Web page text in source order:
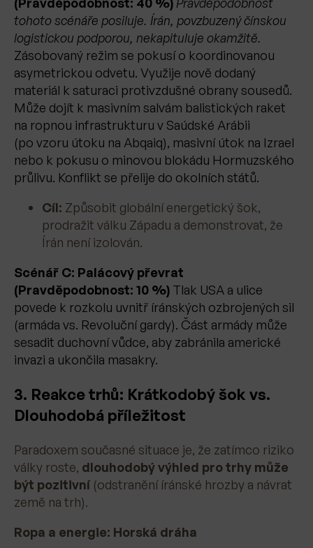
(Pravděpodobnost: 40 %) Pravděpodobnost
tohoto scénáře posiluje. Írán, povzbuzený čínskou
logistickou podporou, nekapituluje okamžitě.
Zásobovaný režim se pokusí o koordinovanou
asymetrickou odvetu. Využije nově dodaný
materiál k saturaci protivzdušné obrany sousedů.
Může dojít k masivním salvám balistických raket
na ropnou infrastrukturu v Saúdské Arábii
(po vzoru útoku na Abqaiq), masivní útok na Izrael
nebo k pokusu o minovou blokádu Hormuzského
průlivu. Konflikt se přelije do okolních států.
Cíl: Způsobit globální energetický šok,
prodražit válku Západu a demonstrovat, že
Írán není izolován.
Scénář C: Palácový převrat
(Pravděpodobnost: 10 %) Tlak USA a ulice
povede k rozkolu uvnitř íránských ozbrojených sil
(armáda vs. Revoluční gardy). Část armády může
sesadit duchovní vůdce, aby zabránila americké
invazi a ukončila masakry.
3. Reakce trhů: Krátkodobý šok vs.
Dlouhodobá příležitost
Paradoxem současné situace je, že zatímco riziko
války roste, dlouhodobý výhled pro trhy může
být pozitivní (odstranění íránské hrozby a návrat
země na trh).
Ropa a energie: Horská dráha